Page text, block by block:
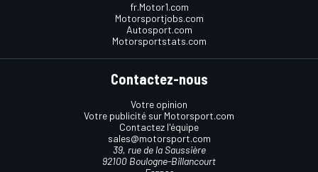
fr.Motor1.com
Motorsportjobs.com
Autosport.com
Motorsportstats.com
Contactez-nous
Votre opinion
Votre publicité sur Motorsport.com
Contactez l'équipe
sales@motorsport.com
39, rue de la Saussière
92100 Boulogne-Billancourt